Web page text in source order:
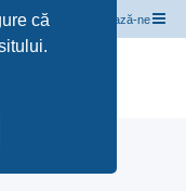
că
Contactează-ne
phpBB Limited